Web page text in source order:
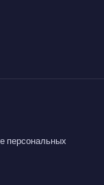
персональных